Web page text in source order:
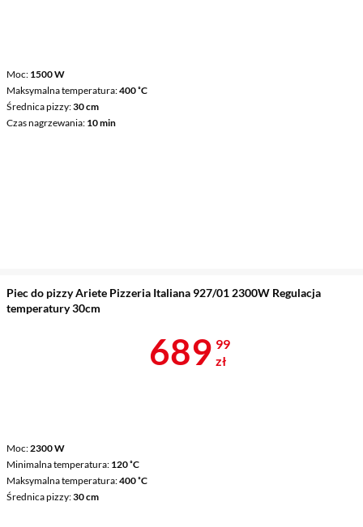
Moc 1500 W
Maksymalna temperatura 400 ˚C
Średnica pizzy 30 cm
Czas nagrzewania 10 min
Piec do pizzy Ariete Pizzeria Italiana 927/01 2300W Regulacja
temperatury 30cm
Moc 2300 W
Minimalna temperatura 120 ˚C
Maksymalna temperatura 400 ˚C
Średnica pizzy 30 cm
Cena 689,99
689 99
zł